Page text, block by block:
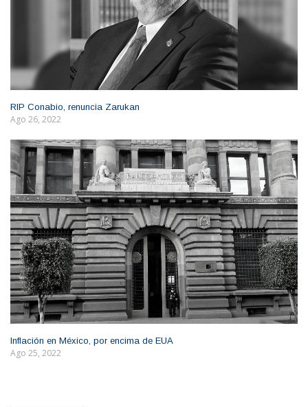
RIP Conabio, renuncia Zarukan
Ago 26, 2022
Inflación en México, por encima de EUA
Ago 25, 2022